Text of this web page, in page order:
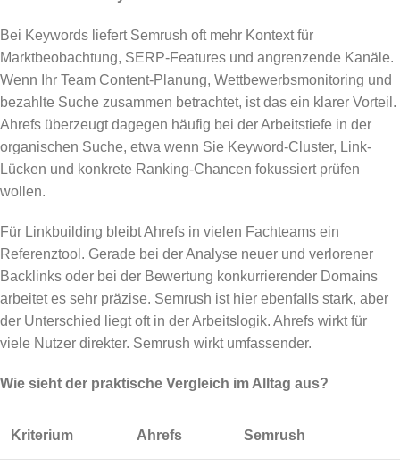
Bei Keywords liefert Semrush oft mehr Kontext für
Marktbeobachtung, SERP-Features und angrenzende Kanäle.
Wenn Ihr Team Content-Planung, Wettbewerbsmonitoring und
bezahlte Suche zusammen betrachtet, ist das ein klarer Vorteil.
Ahrefs überzeugt dagegen häufig bei der Arbeitstiefe in der
organischen Suche, etwa wenn Sie Keyword-Cluster, Link-
Lücken und konkrete Ranking-Chancen fokussiert prüfen
wollen.
Für Linkbuilding bleibt Ahrefs in vielen Fachteams ein
Referenztool. Gerade bei der Analyse neuer und verlorener
Backlinks oder bei der Bewertung konkurrierender Domains
arbeitet es sehr präzise. Semrush ist hier ebenfalls stark, aber
der Unterschied liegt oft in der Arbeitslogik. Ahrefs wirkt für
viele Nutzer direkter. Semrush wirkt umfassender.
Wie sieht der praktische Vergleich im Alltag aus?
Kriterium Ahrefs Semrush